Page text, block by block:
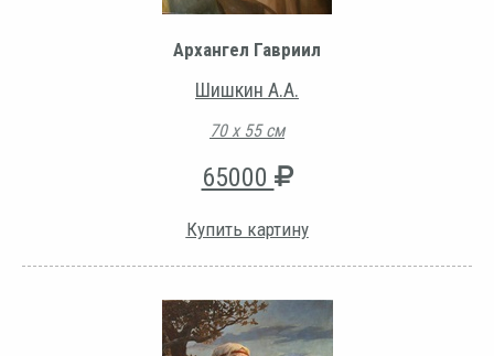
Архангел Гавриил
Шишкин А.А.
70 х 55 см
65000
Купить картину